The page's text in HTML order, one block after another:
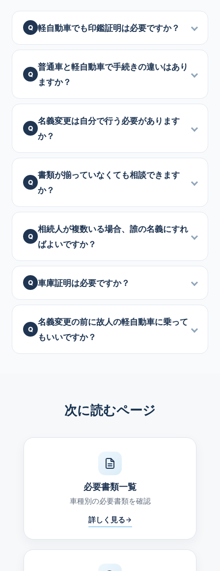
軽自動車でも印鑑証明は必要ですか？
普通車と軽自動車で手続きの違いはあり
ますか？
名義変更は自分で行う必要があります
か？
書類が揃っていなくても相談できます
か？
相続人が複数いる場合、誰の名義にすれ
ばよいですか？
車庫証明は必要ですか？
名義変更の前に故人の軽自動車に乗って
もいいですか？
次に読むページ
必要書類一覧
車種別の必要書類を確認
詳しく見る